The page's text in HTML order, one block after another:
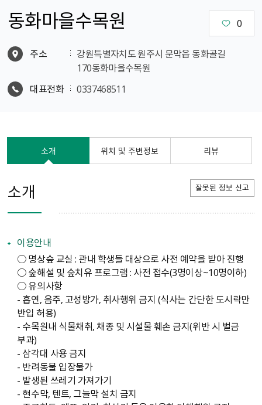
동화마을수목원 0
주소
강원특별자치도 원주시 문막읍 동화골길
170동화마을수목원
대표전화
0337468511
소개 위치 및 주변정보 리뷰
소개 잘못된 정보 신고
이용안내
○ 명상숲 교실 : 관내 학생들 대상으로 사전 예약을 받아 진행
○ 숲해설 및 숲치유 프로그램 : 사전 접수(3명이상~10명이하)
○ 유의사항
- 흡연, 음주, 고성방가, 취사행위 금지 (식사는 간단한 도시락만
반입 허용)
- 수목원내 식물채취, 채종 및 시설물 훼손 금지(위반 시 벌금
부과)
- 삼각대 사용 금지
- 반려동물 입장불가
- 발생된 쓰레기 가져가기
- 현수막, 텐트, 그늘막 설치 금지